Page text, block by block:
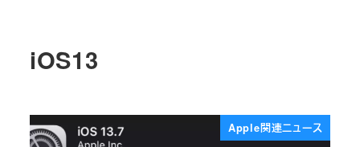
iOS13
Apple関連ニュース